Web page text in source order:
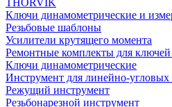
THORVIK
Ключи динамометрические и
Резьбовые шаблоны
Усилители крутящего момента
Ремонтные комплекты для
Ключи динамометрические
Инструмент для линейно-угловых
Режущий инструмент
Резьбонарезной инструмент